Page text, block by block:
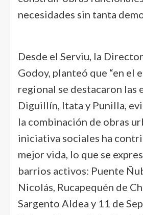
necesidades sin tanta
Desde el Serviu, la
Godoy, planteó que “en el
regional se destacaron las
Diguillín, Itata y Punilla,
la combinación de obras
iniciativa sociales ha
mejor vida, lo que se
barrios activos: Puente
Nicolás, Rucapequén de
Sargento Aldea y 11 de